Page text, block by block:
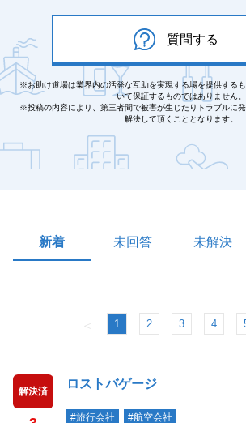
質問する
※お助け道場は業界内の活発な互助を実現する場を提供する
いて保証するものではありません。
※投稿の内容により、第三者間で被害が生じたりトラブルに
解決して頂くこととなります。
新着 未回答 未解決
＜ 1 2 3 4
解決済
ロストバゲージ
#旅行会社 #航空会社